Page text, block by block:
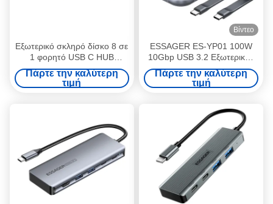
Εξωτερικό σκληρό δίσκο 8 σε
1 φορητό USB C HUB
10Gbps για M.2 PCIe NVMe
και SATA SSD
Πάρτε την καλύτερη
τιμή
Βίντεο
ESSAGER ES-YP01 100W
10Gbp USB 3.2 Εξωτερικός
σκληρός δίσκος Αλουμινίου
τύπου C Μαγνητικός Nvme
2230 M.2 SSD HDD
Πάρτε την καλύτερη
τιμή